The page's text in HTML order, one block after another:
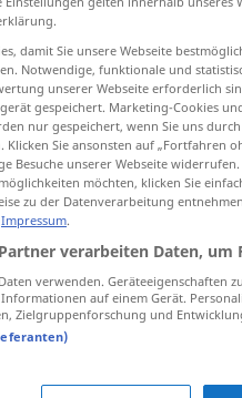
urojony
damit Sie unsere Webseite
Notwendige, funktionale und
unserer Webseite erforderlich
gespeichert. Marketing-Cookies
nur gespeichert, wenn Sie uns
Klicken Sie ansonsten auf „Fortfahren
Besuche unserer Webseite
möchten, klicken Sie
zu der Datenverarbeitung
Impressum.
verarbeiten Daten, um
verwenden. Geräteeigenschaften
auf einem Gerät.
Zielgruppenforschung und